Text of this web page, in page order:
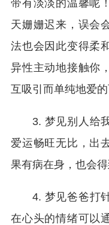
带有淡淡的温馨呢
天姗姗迟来，误会
法也会因此变得柔
异性主动地接触你
互吸引而单纯地爱
3. 梦见别人给
爱运畅旺无比，出
果有病在身，也会
4. 梦见爸爸打
在心头的情绪可以